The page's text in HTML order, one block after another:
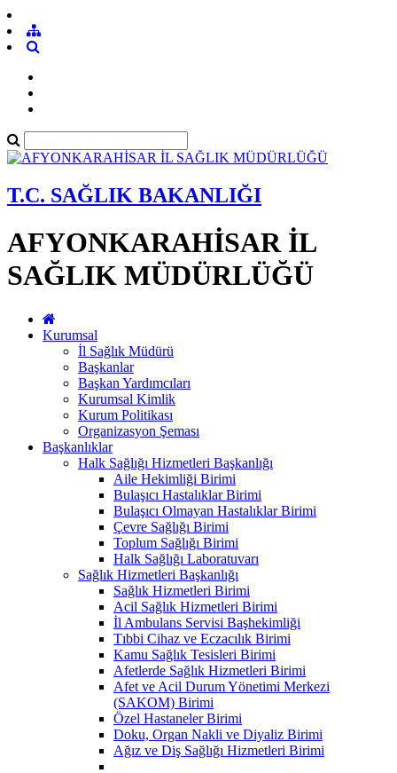
T.C. SAĞLIK BAKANLIĞI
AFYONKARAHİSAR İL
SAĞLIK MÜDÜRLÜĞÜ
Kurumsal
İl Sağlık Müdürü
Başkanlar
Başkan Yardımcıları
Kurumsal Kimlik
Kurum Politikası
Organizasyon Şeması
Başkanlıklar
Halk Sağlığı Hizmetleri Başkanlığı
Aile Hekimliği Birimi
Bulaşıcı Hastalıklar Birimi
Bulaşıcı Olmayan Hastalıklar Birimi
Çevre Sağlığı Birimi
Toplum Sağlığı Birimi
Halk Sağlığı Laboratuvarı
Sağlık Hizmetleri Başkanlığı
Sağlık Hizmetleri Birimi
Acil Sağlık Hizmetleri Birimi
İl Ambulans Servisi Başhekimliği
Tıbbi Cihaz ve Eczacılık Birimi
Kamu Sağlık Tesisleri Birimi
Afetlerde Sağlık Hizmetleri Birimi
Afet ve Acil Durum Yönetimi Merkezi
(SAKOM) Birimi
Özel Hastaneler Birimi
Doku, Organ Nakli ve Diyaliz Birimi
Ağız ve Diş Sağlığı Hizmetleri Birimi